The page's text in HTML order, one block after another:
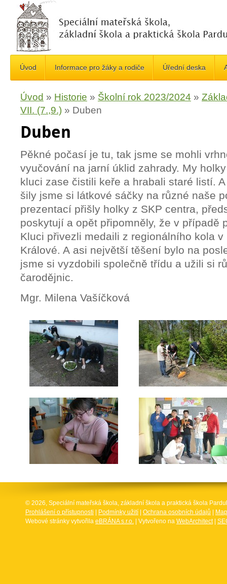
Úvod Informace pro žáky a rodiče Úřední deska
Úvod » Historie » Školní rok 2023/2024 »
VII. (7.,9.) » Duben
Duben
Pěkné počasí je tu, tak jsme se mohli
vyučování na jarní úklid zahrady. My
kluci zase čistili keře a hrabali staré listí.
šily jsme si látkové sáčky na různé naše
prezentací přišly holky z SKP centra,
poskytují a opět připomněly, že v případě
Kluci přivezli medaili z regionálního kola
Králové. A asi největší těšení bylo na
jsme si vyzdobili společně třídu a užili si
čarodějnic.
Mgr. Milena Vašíčková
© 2026, Speciální mateřská škola, základní škola a praktická škola
Prohlášení o přístupnosti
Podmínky užití Ochrana osobních údajů
Webové stránky vytvořila eBRÁNA s.r.o. | Vytvořeno na WebArchitect|